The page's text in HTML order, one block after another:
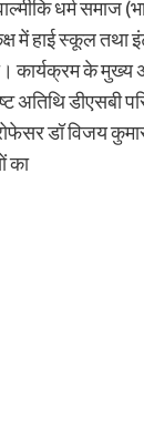
धर्म समाज
में हाई स्कूल
कार्यक्रम के मुख्य
अतिथि डीएसबी
डॉ विजय
का